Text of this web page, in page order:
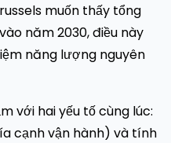
muốn thấy tổng
năm 2030, điều này
năng lượng nguyên
với hai yếu tố cùng lúc:
cạnh vận hành) và tính